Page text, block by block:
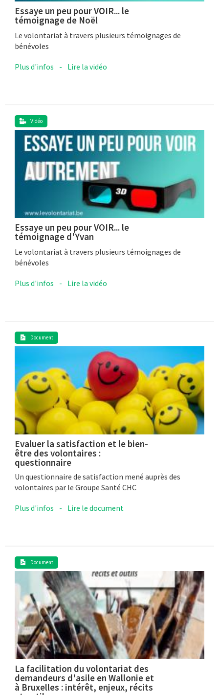
Essaye un peu pour VOIR... le
témoignage de Noël
Le volontariat à travers plusieurs témoignages de
bénévoles
Plus d'infos - Lire la vidéo
Vidéo
Essaye un peu pour VOIR... le
témoignage d'Yvan
Le volontariat à travers plusieurs témoignages de
bénévoles
Plus d'infos - Lire la vidéo
Document
Evaluer la satisfaction et le bien-
être des volontaires :
questionnaire
Un questionnaire de satisfaction mené auprès des
volontaires par le Groupe Santé CHC
Plus d'infos - Lire le document
Document
La facilitation du volontariat des
demandeurs d'asile en Wallonie et
à Bruxelles : intérêt, enjeux, récits